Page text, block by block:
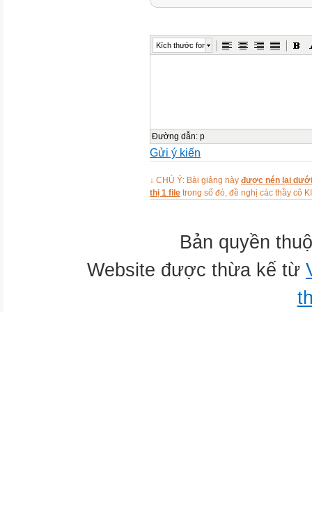
Trò chơi 2: RÁP HÌNH
Trò chơi 3: TÌM CHỮ CÁI
Kích thước font
Đường dẫn: p
Gửi ý kiến
↓ CHÚ Ý: Bài giảng này được nén lại
thị 1 file trong số đó, đề nghị các thầy cô
Bản quyền
Website được thừa kế từ